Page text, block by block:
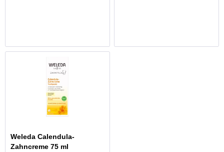
Weleda Calendula-
Zahncreme 75 ml